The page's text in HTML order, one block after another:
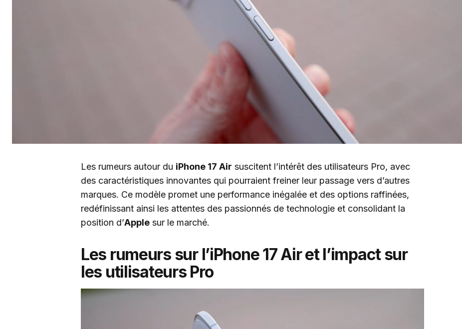
Les rumeurs autour du iPhone 17 Air suscitent l’intérêt des utilisateurs Pro, avec
des caractéristiques innovantes qui pourraient freiner leur passage vers d’autres
marques. Ce modèle promet une performance inégalée et des options raffinées,
redéfinissant ainsi les attentes des passionnés de technologie et consolidant la
position d’Apple sur le marché.
Les rumeurs sur l’iPhone 17 Air et l’impact sur
les utilisateurs Pro